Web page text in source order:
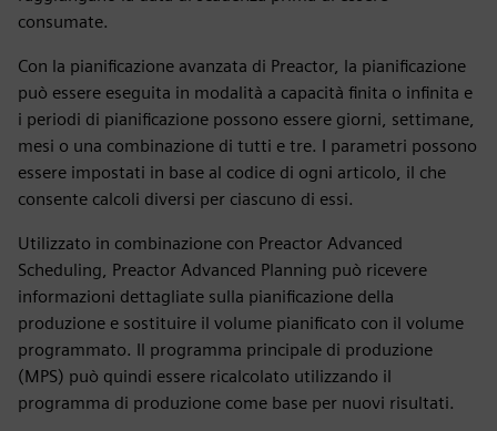
consumate.
Con la pianificazione avanzata di Preactor, la pianificazione
può essere eseguita in modalità a capacità finita o infinita e
i periodi di pianificazione possono essere giorni, settimane,
mesi o una combinazione di tutti e tre. I parametri possono
essere impostati in base al codice di ogni articolo, il che
consente calcoli diversi per ciascuno di essi.
Utilizzato in combinazione con Preactor Advanced
Scheduling, Preactor Advanced Planning può ricevere
informazioni dettagliate sulla pianificazione della
produzione e sostituire il volume pianificato con il volume
programmato. Il programma principale di produzione
(MPS) può quindi essere ricalcolato utilizzando il
programma di produzione come base per nuovi risultati.